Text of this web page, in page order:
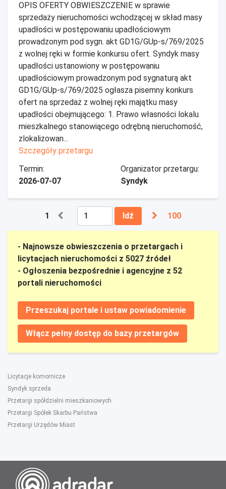
OPIS OFERTY OBWIESZCZENIE w sprawie
sprzedaży nieruchomości wchodzącej w skład masy
upadłości w postępowaniu upadłościowym
prowadzonym pod sygn. akt GD1G/GUp-s/769/2025
z wolnej ręki w formie konkursu ofert. Syndyk masy
upadłości ustanowiony w postępowaniu
upadłościowym prowadzonym pod sygnaturą akt
GD1G/GUp-s/769/2025 ogłasza pisemny konkurs
ofert na sprzedaż z wolnej ręki majątku masy
upadłości obejmującego: 1. Prawo własności lokalu
mieszkalnego stanowiącego odrębną nieruchomość,
zlokalizowan...
Szczegóły przetargu
Termin:
2026-07-07
Organizator przetargu:
Syndyk
1 Idź 100
- Najnowsze obwieszczenia o przetargach i
licytacjach nieruchomości z 5027 źródeł
- Ogłoszenia bezpośrednie i agencyjne z 52
portali nieruchomości
Przeszukaj portale i ustaw powiadomienie
Włącz pełny dostęp do bazy przetargów
Licytacje komornicze
Syndyk sprzeda
Przetargi spółdzielni mieszkaniowych
Przetargi Spółek Skarbu Państwa
Przetargi Urzędów Miast